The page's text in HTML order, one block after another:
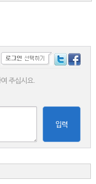
주십시요.
입력